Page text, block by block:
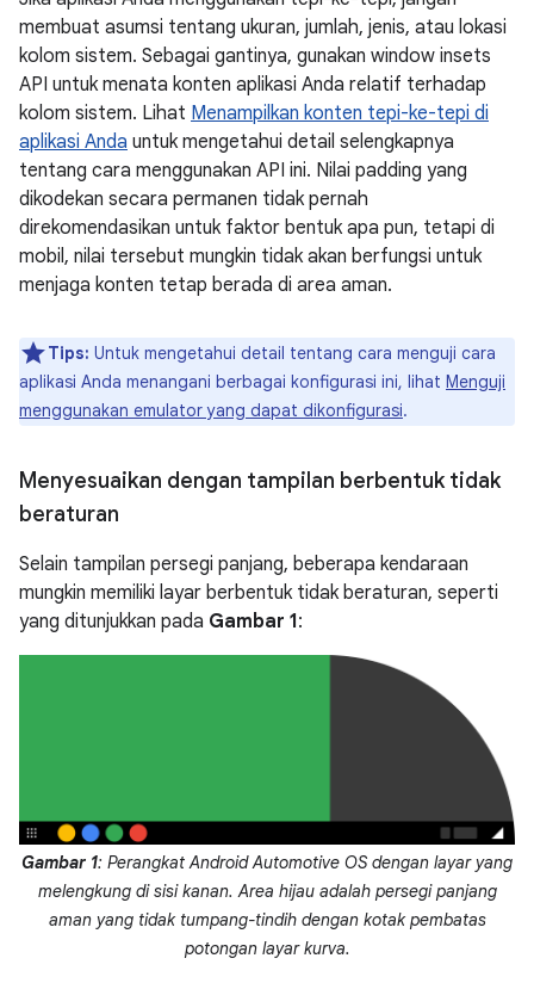
membuat asumsi tentang ukuran, jumlah, jenis, atau lokasi
kolom sistem. Sebagai gantinya, gunakan window insets
API untuk menata konten aplikasi Anda relatif terhadap
kolom sistem. Lihat Menampilkan konten tepi-ke-tepi di
aplikasi Anda untuk mengetahui detail selengkapnya
tentang cara menggunakan API ini. Nilai padding yang
dikodekan secara permanen tidak pernah
direkomendasikan untuk faktor bentuk apa pun, tetapi di
mobil, nilai tersebut mungkin tidak akan berfungsi untuk
menjaga konten tetap berada di area aman.
Tips: Untuk mengetahui detail tentang cara menguji cara
aplikasi Anda menangani berbagai konfigurasi ini, lihat Menguji
menggunakan emulator yang dapat dikonfigurasi.
Menyesuaikan dengan tampilan berbentuk tidak
beraturan
Selain tampilan persegi panjang, beberapa kendaraan
mungkin memiliki layar berbentuk tidak beraturan, seperti
yang ditunjukkan pada Gambar 1:
Gambar 1: Perangkat Android Automotive OS dengan layar yang
melengkung di sisi kanan. Area hijau adalah persegi panjang
aman yang tidak tumpang-tindih dengan kotak pembatas
potongan layar kurva.